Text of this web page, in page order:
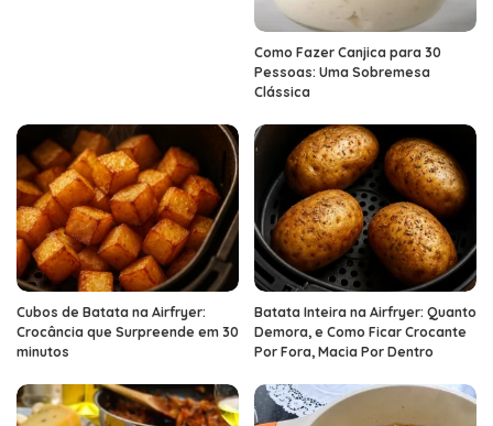
Como Fazer Canjica para 30
Pessoas: Uma Sobremesa
Clássica
Cubos de Batata na Airfryer:
Crocância que Surpreende em 30
minutos
Batata Inteira na Airfryer: Quanto
Demora, e Como Ficar Crocante
Por Fora, Macia Por Dentro